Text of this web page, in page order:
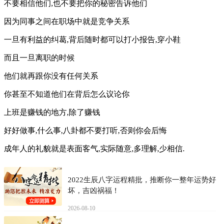
不要相信他们,也不要把你的秘密告诉他们
因为同事之间在职场中就是竞争关系
一旦有利益的纠葛,背后随时都可以打小报告,穿小鞋
而且一旦离职的时候
他们就再跟你没有任何关系
你甚至不知道他们在背后怎么议论你
上班是赚钱的地方,除了赚钱
好好做事,什么事,八卦都不要打听,否则你会后悔
成年人的礼貌就是表面客气,实际随意,多理解,少相信.
2022生辰八字运程精批，推断你一整年运势好
坏，吉凶祸福！
2026-08-10